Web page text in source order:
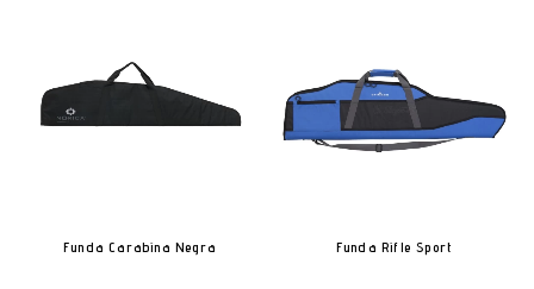
Funda Carabina Negra Funda Rifle Sport